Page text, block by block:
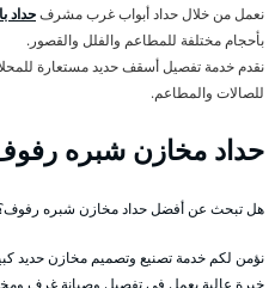
نعمل من خلال حداد أبواب غرب مشرفحداد
بأحجام مختلفة للمطاعم والفلل والقصور.
نقدم خدمة تفصيل أسقف حديد مستعارة
للصالات والمطاعم.
حداد مخازن شبره
هل تبحث عن أفضل حداد مخازن شبره
نؤمن لكم خدمة تصنيع وتصميم مخازن حديد